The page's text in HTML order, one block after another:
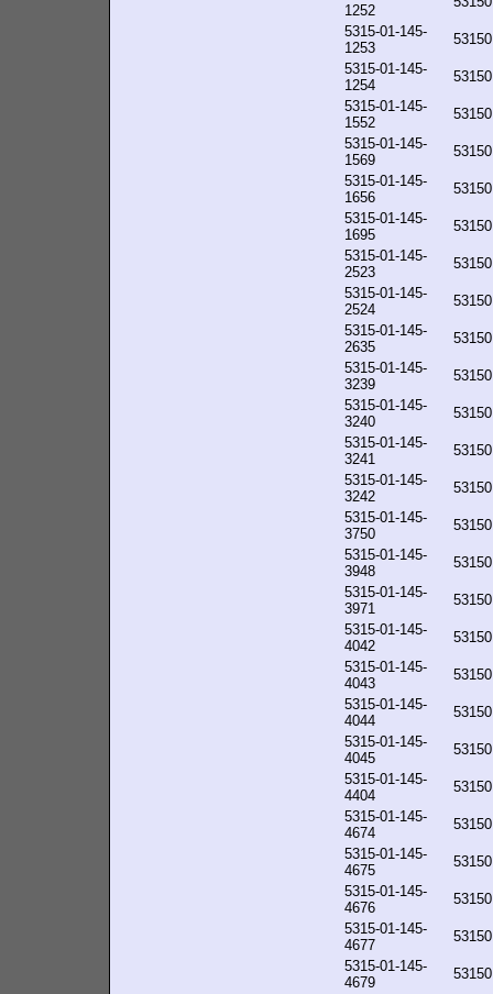
1252
5315-01-145-
1253
5315-01-145-
1254
5315-01-145-
1552
5315-01-145-
1569
5315-01-145-
1656
5315-01-145-
1695
5315-01-145-
2523
5315-01-145-
2524
5315-01-145-
2635
5315-01-145-
3239
5315-01-145-
3240
5315-01-145-
3241
5315-01-145-
3242
5315-01-145-
3750
5315-01-145-
3948
5315-01-145-
3971
5315-01-145-
4042
5315-01-145-
4043
5315-01-145-
4044
5315-01-145-
4045
5315-01-145-
4404
5315-01-145-
4674
5315-01-145-
4675
5315-01-145-
4676
5315-01-145-
4677
5315-01-145-
4679